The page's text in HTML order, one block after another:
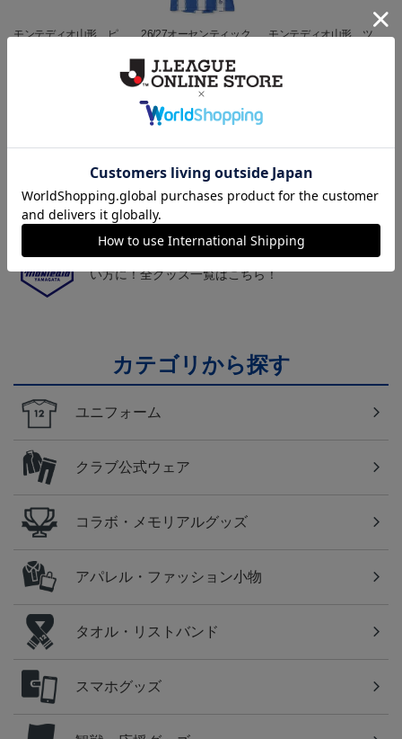
モンテディオ山形 ピカ
26/27オーセンティックユ モンテディオ山形 ツン
ーやファン必見！
山形
モンテディオ山形のすべてのグッズをチェックした
い方に！全グッズ一覧はこちら！
カテゴリから探す
ユニフォーム
クラブ公式ウェア
コラボ・メモリアルグッズ
アパレル・ファッション小物
タオル・リストバンド
スマホグッズ